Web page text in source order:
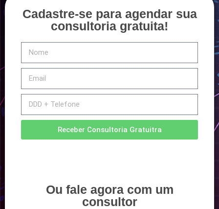
Cadastre-se para agendar sua
consultoria gratuita!
Receber Consultoria Gratuitra
Ou fale agora com um
consultor